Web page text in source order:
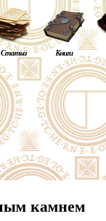
Статьи Книги
камнем